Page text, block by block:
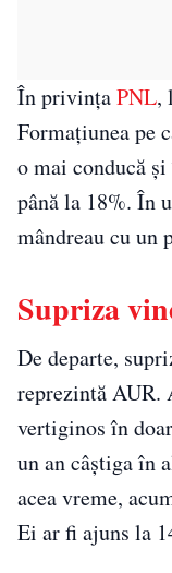
În privințaPNL,
Formațiunea pe
o mai conducă
până la 18%. În
mândreau cu un
Supriza
De departe,
reprezintă AUR.
vertiginos în
un an câștiga în
acea vreme,
Ei ar fi ajuns la